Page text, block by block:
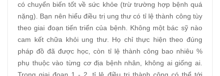
có chuyển biến tốt về sức khỏe (trừ trường hợp bệnh quá
nặng). Bạn nên hiểu điều trị ung thư có tỉ lệ thành công tùy
theo giai đoạn tiến triển của bệnh. Không một bác sỹ nào
cam kết chữa khỏi ung thư. Họ chỉ thực hiện theo đúng
pháp đồ đã được học, còn tỉ lệ thành công bao nhiêu %
phụ thuộc vào từng cơ địa bệnh nhân, không ai giống ai.